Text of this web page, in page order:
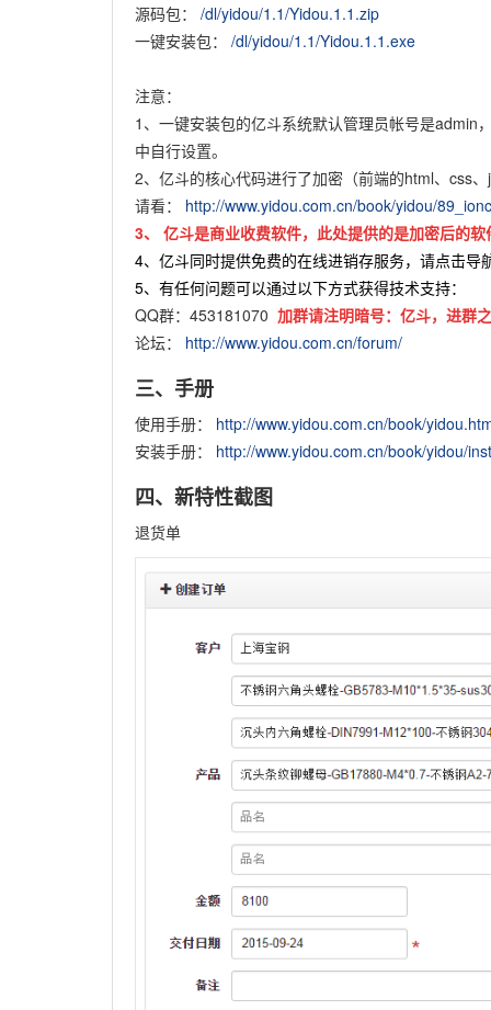
源码包： /dl/yidou/1.1/Yidou.1.1.zip
一键安装包： /dl/yidou/1.1/Yidou.1.1.exe
注意：
1、一键安装包的亿斗系统默认管理员帐号是admin
中自行设置。
2、亿斗的核心代码进行了加密（前端的html、css
请看： http://www.yidou.com.cn/book/yidou/
3、
亿斗是商业收费软件，此处提供的是加密后的
4、亿斗同时提供免费的在线进销存服务，请点击导
5、有任何问题可以通过以下方式获得技术支持：
QQ群：453181070 加群请注明暗号：亿斗，进群
论坛： http://www.yidou.com.cn/forum/
三、手册
使用手册： http://www.yidou.com.cn/book/
安装手册： http://www.yidou.com.cn/book/yidou/
四、新特性截图
退货单